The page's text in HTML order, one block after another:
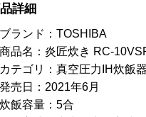
詳細
ブランド：TOSHIBA
商品名：炎匠炊き RC-
カテゴリ：真空圧力IH炊飯器
発売日：2021年6月
炊飯容量：5合